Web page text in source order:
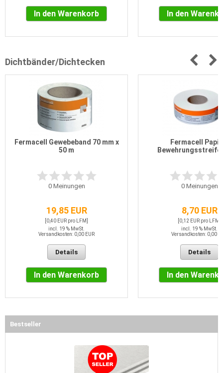
In den Warenkorb In den
Dichtbänder/Dichtecken
Fermacell Gewebeband 70 mm x
50 m
0Meinungen
19,85 EUR
[0,40 EUR pro LFM]
incl. 19 % MwSt.
Versandkosten: 0,00 EUR
Details
In den Warenkorb
Fermacell
0Meinungen
8,70 EUR
[0,12 EUR pro LFM]
incl. 19 % MwSt.
Versandkosten: 0,00
Details
In den
Bestseller